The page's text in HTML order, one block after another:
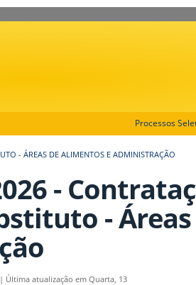
Processos
- ÁREAS DE ALIMENTOS E ADMINISTRAÇÃO
-
-
| Última atualização em Quarta, 13